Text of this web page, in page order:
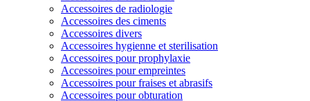
Accessoires de radiologie
Accessoires des ciments
Accessoires divers
Accessoires hygienne et sterilisation
Accessoires pour prophylaxie
Accessoires pour empreintes
Accessoires pour fraises et abrasifs
Accessoires pour obturation